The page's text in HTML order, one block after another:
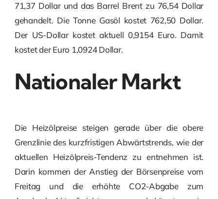
71,37 Dollar und das Barrel Brent zu 76,54 Dollar
gehandelt. Die Tonne Gasöl kostet 762,50 Dollar.
Der US-Dollar kostet aktuell 0,9154 Euro. Damit
kostet der Euro 1,0924 Dollar.
Nationaler Markt
Die Heizölpreise steigen gerade über die obere
Grenzlinie des kurzfristigen Abwärtstrends, wie der
aktuellen Heizölpreis-Tendenz zu entnehmen ist.
Darin kommen der Anstieg der Börsenpreise vom
Freitag und die erhöhte CO2-Abgabe zum